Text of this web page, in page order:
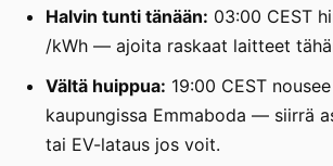
Halvin tunti tänään: 03:00 CEST
/kWh — ajoita raskaat laitteet
Vältä huippua: 19:00 CEST
kaupungissa Emmaboda — siirrä
tai EV-lataus jos voit.